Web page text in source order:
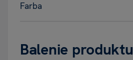
Farba
Balenie produktu